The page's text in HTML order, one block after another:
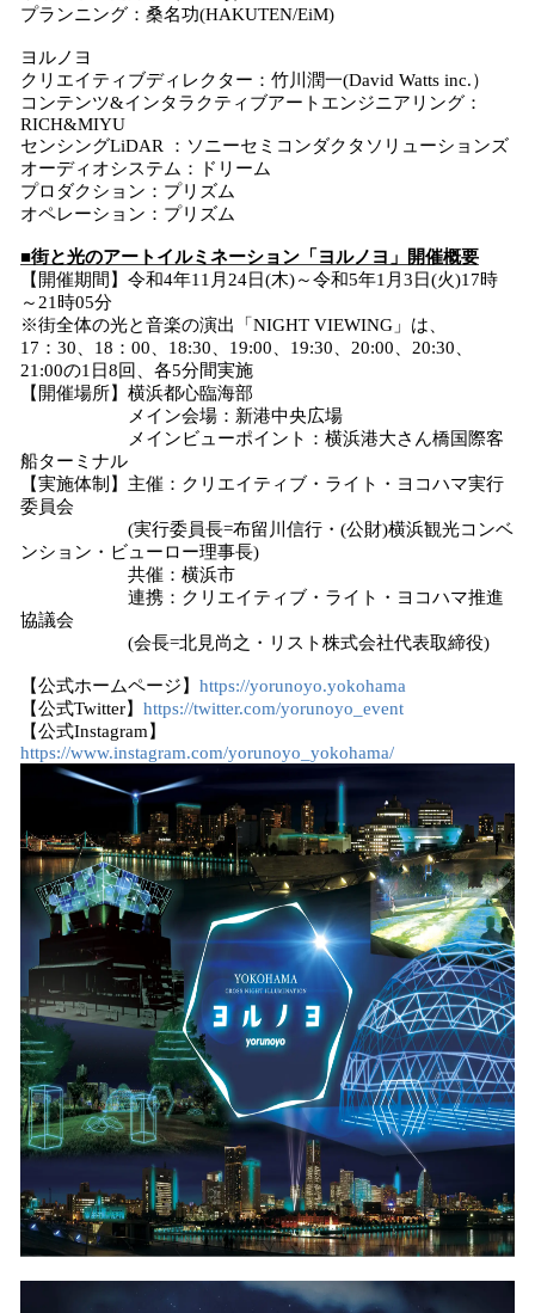
プランニング：桑名功(HAKUTEN/EiM)
ヨルノヨ
クリエイティブディレクター：竹川潤一(David Watts inc.）
コンテンツ&インタラクティブアートエンジニアリング：
RICH&MIYU
センシングLiDAR ：ソニーセミコンダクタソリューションズ
オーディオシステム：ドリーム
プロダクション：プリズム
オペレーション：プリズム
■街と光のアートイルミネーション「ヨルノヨ」開催概要
【開催期間】令和4年11月24日(木)～令和5年1月3日(火)17時
～21時05分
※街全体の光と音楽の演出「NIGHT VIEWING」は、
17：30、18：00、18:30、19:00、19:30、20:00、20:30、
21:00の1日8回、各5分間実施
【開催場所】横浜都心臨海部
メイン会場：新港中央広場
メインビューポイント：横浜港大さん橋国際客
船ターミナル
【実施体制】主催：クリエイティブ・ライト・ヨコハマ実行
委員会
(実行委員長=布留川信行・(公財)横浜観光コンベ
ンション・ビューロー理事長)
共催：横浜市
連携：クリエイティブ・ライト・ヨコハマ推進
協議会
(会長=北見尚之・リスト株式会社代表取締役)
【公式ホームページ】 https://yorunoyo.yokohama
【公式Twitter】 https://twitter.com/yorunoyo_event
【公式Instagram】
https://www.instagram.com/yorunoyo_yokohama/